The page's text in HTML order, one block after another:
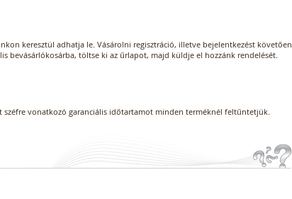
keresztül adhatja le. Vásárolni regisztráció, illetve bejelentkezést követően
bevásárlókosárba, töltse ki az űrlapot, majd küldje el hozzánk rendelését.
vonatkozó garanciális időtartamot minden terméknél feltűntetjük.